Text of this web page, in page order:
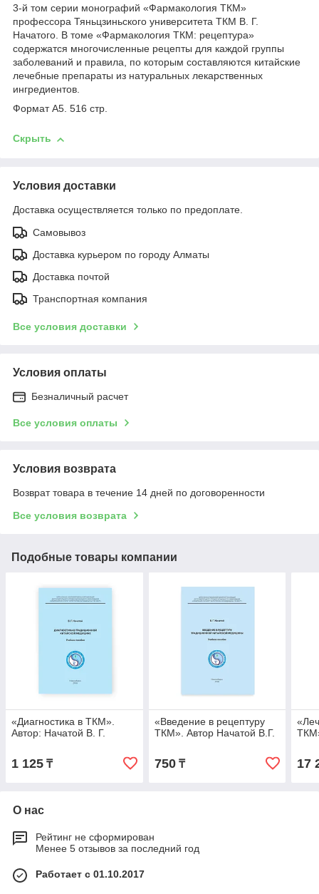
3-й том серии монографий «Фармакология ТКМ»
профессора Тяньцзиньского университета ТКМ В. Г.
Начатого. В томе «Фармакология ТКМ: рецептура»
содержатся многочисленные рецепты для каждой группы
заболеваний и правила, по которым составляются китайские
лечебные препараты из натуральных лекарственных
ингредиентов.
Формат А5. 516 стр.
Скрыть
Условия доставки
Доставка осуществляется только по предоплате.
Самовывоз
Доставка курьером по городу Алматы
Доставка почтой
Транспортная компания
Все условия доставки
Условия оплаты
Безналичный расчет
Все условия оплаты
Условия возврата
Возврат товара в течение 14 дней по договоренности
Все условия возврата
Подобные товары компании
«Диагностика в ТКМ».
Автор: Начатой В. Г.
1 125 ₸
«Введение в рецептуру
ТКМ». Автор Начатой В.Г.
750₸ 17
О нас
Рейтинг не сформирован
Менее 5 отзывов за последний год
Работает с 01.10.2017